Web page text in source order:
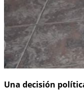
Una decisión